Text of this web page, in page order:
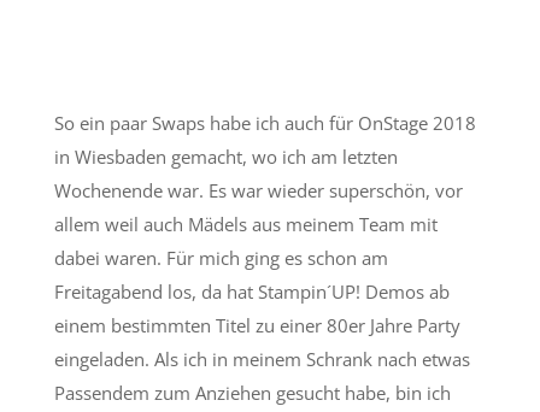
So ein paar Swaps habe ich auch für OnStage 2018
in Wiesbaden gemacht, wo ich am letzten
Wochenende war. Es war wieder superschön, vor
allem weil auch Mädels aus meinem Team mit
dabei waren. Für mich ging es schon am
Freitagabend los, da hat Stampin´UP! Demos ab
einem bestimmten Titel zu einer 80er Jahre Party
eingeladen. Als ich in meinem Schrank nach etwas
Passendem zum Anziehen gesucht habe, bin ich